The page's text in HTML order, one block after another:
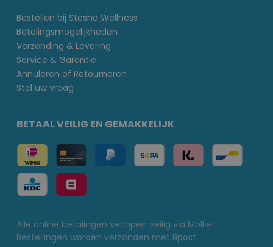
Bestellen bij Stesha Wellness
Betalingsmogelijkheden
Verzending & Levering
Service & Garantie
Annuleren of Retourneren
Stel uw vraag
BETAAL VEILIG EN GEMAKKELIJK
Alle online betalingen verlopen veilig via Mollie!
Bestellingen worden verzonden met Bpost.